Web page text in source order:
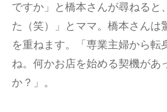
ですか」と橋本さんが尋ねると
た（笑）」とママ。橋本さんは
を重ねます。「専業主婦から転
ね。何かお店を始める契機があ
か？」。